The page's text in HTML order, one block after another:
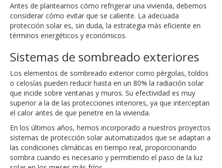
Antes de plantearnos cómo refrigerar una vivienda, debemos
considerar cómo evitar que se caliente. La adecuada
protección solar es, sin duda, la estrategia más eficiente en
términos energéticos y económicos.
Sistemas de sombreado exteriores
Los elementos de sombreado exterior como pérgolas, toldos
o celosías pueden reducir hasta en un 80% la radiación solar
que incide sobre ventanas y muros. Su efectividad es muy
superior a la de las protecciones interiores, ya que interceptan
el calor antes de que penetre en la vivienda.
En los últimos años, hemos incorporado a nuestros proyectos
sistemas de protección solar automatizados que se adaptan a
las condiciones climáticas en tiempo real, proporcionando
sombra cuando es necesario y permitiendo el paso de la luz